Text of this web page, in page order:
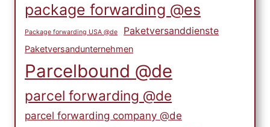
package forwarding @es
Package forwarding USA @de Paketversanddienste
Paketversandunternehmen
Parcelbound @de
parcel forwarding @de
parcel forwarding company @de